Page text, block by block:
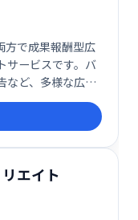
方で成果報酬型広
サービスです。バ
など、多様な広告
収益化をサポート
始められる使い
ーケティングの成
エイト